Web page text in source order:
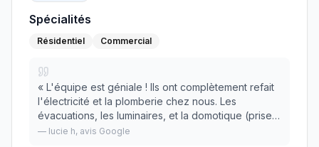
Spécialités
Résidentiel Commercial
« L'équipe est géniale ! Ils ont complètement refait
l'électricité et la plomberie chez nous. Les
évacuations, les luminaires, et la domotique (prises
interrupteurs et tête thermostatique). La maison
— lucie h, avis Google